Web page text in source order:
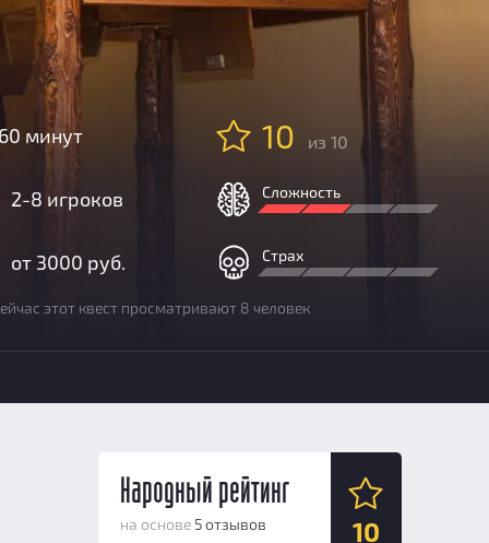
60 минут
2-8 игроков
от 3000 руб.
10 из 10
Сложность
Страх
этот квест просматривают 8 человек
Народный рейтинг
на основе 5 отзывов 10